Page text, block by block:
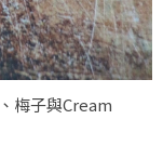
梅子與Cream